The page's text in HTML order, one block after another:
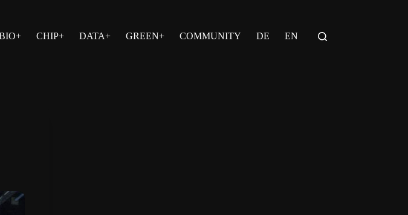
CHIP+ DATA+ GREEN+ COMMUNITY DE EN